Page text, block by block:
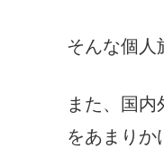
そんな個人
また、国
をあまりか